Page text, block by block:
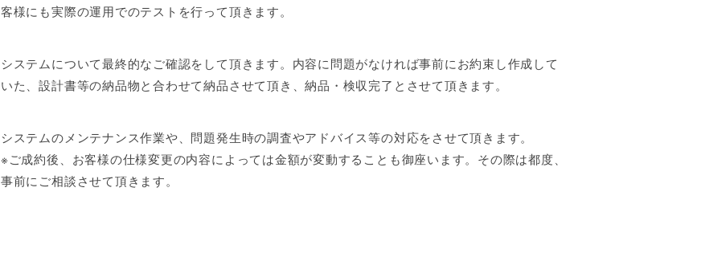
客様にも実際の運用でのテストを行って頂きます。
システムについて最終的なご確認をして頂きます。内容に問題がなければ事前にお約束し作成して
いた、設計書等の納品物と合わせて納品させて頂き、納品・検収完了とさせて頂きます。
システムのメンテナンス作業や、問題発生時の調査やアドバイス等の対応をさせて頂きます。
※ご成約後、お客様の仕様変更の内容によっては金額が変動することも御座います。その際は都度、
事前にご相談させて頂きます。